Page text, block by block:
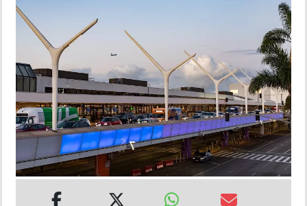
DEPORTES
INSÓLITAS
MULTIMEDIA
IMPRESO